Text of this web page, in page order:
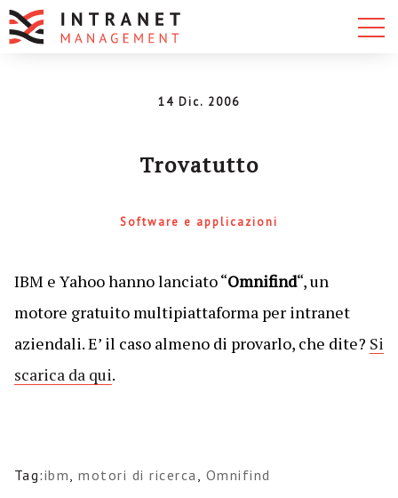
14 Dic. 2006
Trovatutto
Software e applicazioni
IBM e Yahoo hanno lanciato “Omnifind“, un
motore gratuito multipiattaforma per intranet
aziendali. E’ il caso almeno di provarlo, che dite? Si
scarica da qui.
Tag:ibm,motori di ricerca, Omnifind